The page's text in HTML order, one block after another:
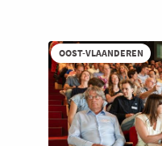
OOST-VLAANDEREN